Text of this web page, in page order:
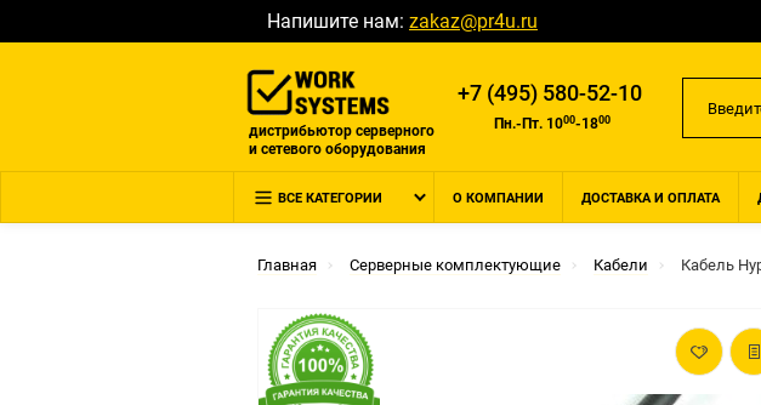
Напишите нам: zakaz@pr4u.ru
дистрибьютор серверного
и сетевого оборудования
+7 (495) 580-52-10
Пн.-Пт. 1000-1800
ВСЕ КАТЕГОРИИ О КОМПАНИИ ДОСТАВКА И ОПЛАТА
Главная Серверные комплектующие Кабели Кабель